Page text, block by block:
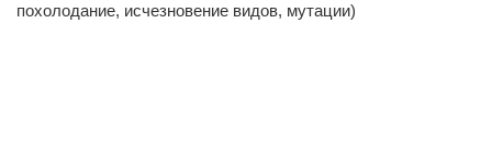
похолодание, исчезновение видов, мутации)